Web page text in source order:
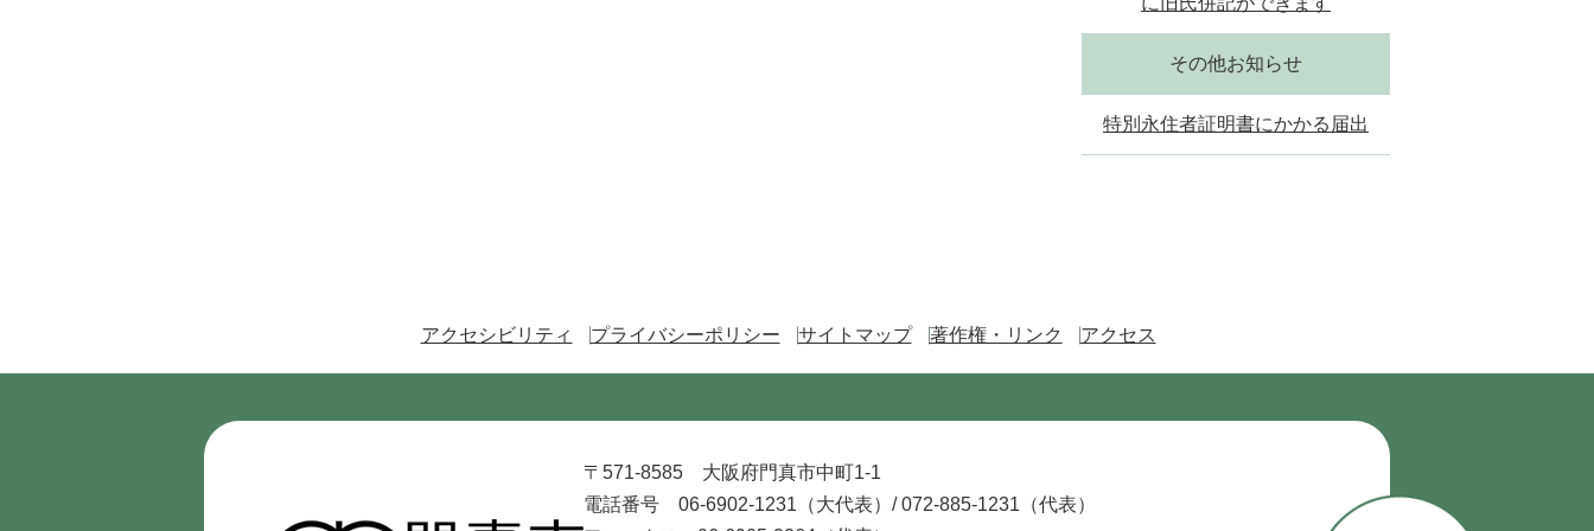
その他お知らせ
特別永住者証明書にかかる届出
アクセシビリティ プライバシーポリシー サイトマップ 著作権・リンク アクセス
〒571-8585 大阪府門真市中町1-1
電話番号 06-6902-1231（大代表）/072-885-1231（代表）